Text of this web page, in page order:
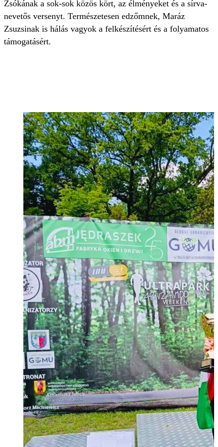
Zsókának a sok-sok közös kört, az élményeket és a sírva-
nevetős versenyt. Természetesen edzőmnek, Maráz
Zsuzsinak is hálás vagyok a felkészítésért és a folyamatos
támogatásért.